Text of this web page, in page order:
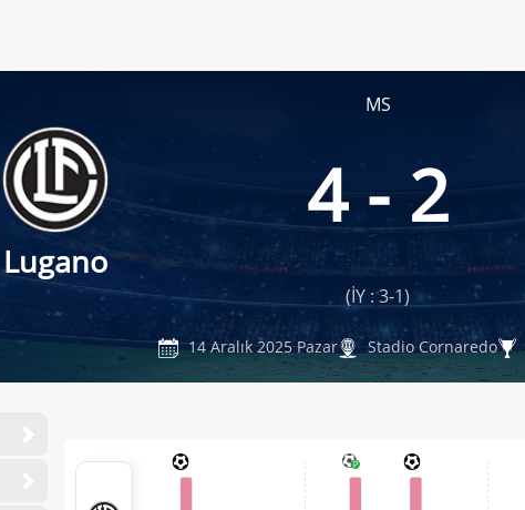
MS
Lugano
4 - 2
(İY : 3-1)
14 Aralık 2025 Pazar Stadio Cornaredo